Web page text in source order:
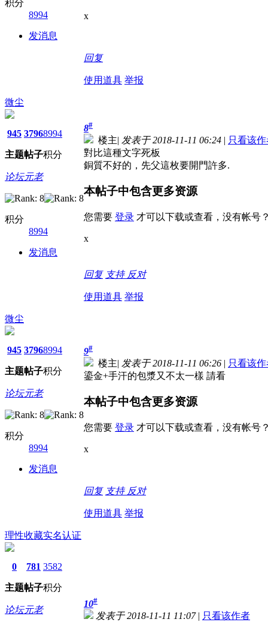
积分
8994
发消息
x
回复
使用道具 举报
微尘
945
主题
3796
帖子
8994
积分
论坛元老
积分
8994
发消息
8#
楼主| 发表于 2018-11-11 06:24 | 只看该
對比這種文字死板
銅質不好的，先父這枚要開門許多.
本帖子中包含更多资源
您需要 登录 才可以下载或查看，没有帐号
x
回复 支持 反对
使用道具 举报
微尘
945
主题
3796
帖子
8994
积分
论坛元老
积分
8994
发消息
9#
楼主| 发表于 2018-11-11 06:26 | 只看该
鎏金+手汗的包漿又不太一樣 請看
本帖子中包含更多资源
您需要 登录 才可以下载或查看，没有帐号
x
回复 支持 反对
使用道具 举报
理性收藏实名认证
0
主题
781
帖子
3582
积分
论坛元老
10#
发表于 2018-11-11 11:07 | 只看该作者